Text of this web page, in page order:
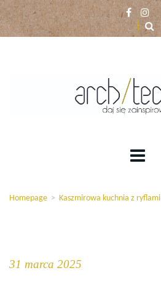
Homepage > Kaszmirowa kuchnia z ryflami
31 marca 2025